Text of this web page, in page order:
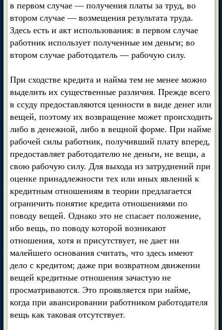
в первом случае — получения платы за труд, во
втором случае — возмещения результата труда.
Здесь есть и акт использования: в первом случае
работник использует полученные им деньги; во
втором случае работодатель — рабочую силу.
При сходстве кредита и найма тем не менее можно
выделить их существенные различия. Прежде всего
в ссуду предоставляются ценности в виде денег или
вещей, поэтому их возвращение может происходить
либо в денежной, либо в вещной форме. При найме
рабочей силы работник, получивший плату вперед,
предоставляет работодателю не деньги, не вещи, а
свою рабочую силу. Для выхода из затруднений при
оценке принадлежности тех или иных явлений к
кредитным отношениям в теории предлагается
ограничить понятие кредита отношениями по
поводу вещей. Однако это не спасает положение,
ибо вещь, по поводу которой возникают
отношения, хотя и присутствует, не дает ни
малейшего основания считать, что здесь имеют
дело с кредитом; даже при возвратном движении
вещей кредитные отношения зачастую не
просматриваются. Это проявляется при найме,
когда при авансировании работником работодателя
вещь как таковая отсутствует.